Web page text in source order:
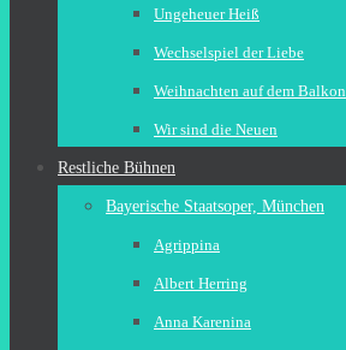
Ungeheuer Heiß
Wechselspiel der Liebe
Weihnachten auf dem Balkon
Wir sind die Neuen
Restliche Bühnen
Bayerische Staatsoper, München
Agrippina
Albert Herring
Anna Karenina